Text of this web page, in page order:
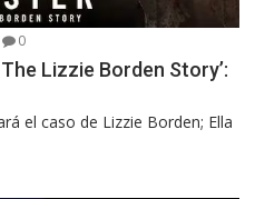
0
Lizzie Borden Story’:
el caso de Lizzie Borden; Ella